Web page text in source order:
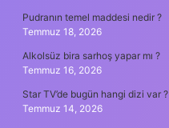
Pudranın temel maddesi nedir ?
Temmuz 18, 2026
Alkolsüz bira sarhoş yapar mı ?
Temmuz 16, 2026
Star TV’de bugün hangi dizi var ?
Temmuz 14, 2026